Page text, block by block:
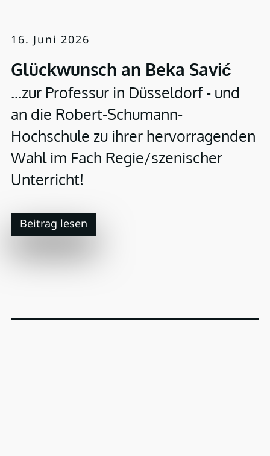
16. Juni 2026
Glückwunsch an Beka Savić
...zur Professur in Düsseldorf - und
an die Robert-Schumann-
Hochschule zu ihrer hervorragenden
Wahl im Fach Regie/szenischer
Unterricht!
Beitrag lesen